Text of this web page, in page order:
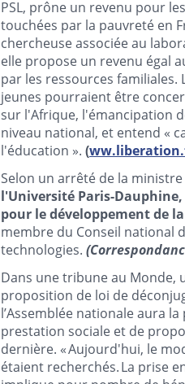
PSL, prône un revenu pour
touchées par la pauvreté en
chercheuse associée au
elle propose un revenu égal
par les ressources
jeunes pourraient être
sur l'Afrique, l'émancipation
niveau national, et entend «
l'éducation ». (
Selon un arrêté de la
l'Université Paris-
pour le développement de la
membre du Conseil national
technologies.
Dans une tribune au Monde,
proposition de loi de
l’Assemblée nationale aura
prestation sociale et de
dernière. « Aujourd'hui, le
étaient recherchés. La prise